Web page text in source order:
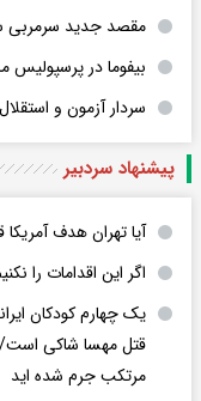
مقصد جدید
بیفوما در پرسپولیس
سردار آزمون و
پیشنهاد سردبیر
آیا تهران هدف آمریکا
اگر این اقدامات را
یک چهارم کودکان
قتل مهسا شاکی است/
مرتکب جرم شده اید